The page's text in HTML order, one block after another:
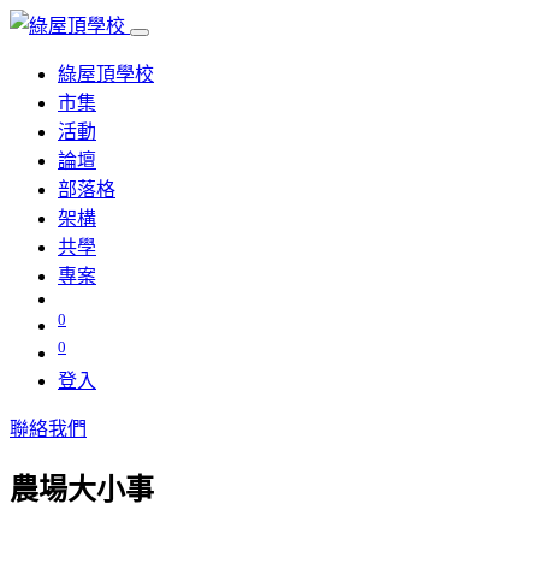
綠屋頂學校
市集
活動
論壇
部落格
架構
共學
專案
0
0
登入
聯絡我們
農場大小事